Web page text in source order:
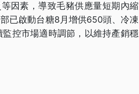
因素，導致毛豬供應量短期內縮
已啟動台糖8月增供650頭、冷凍
控市場適時調節，以維持產銷穩